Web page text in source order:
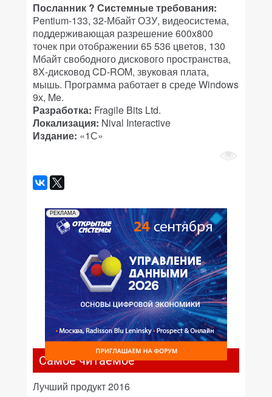
Посланник ? Системные требования:
Pentium-133, 32-Мбайт ОЗУ, видеосистема,
поддерживающая разрешение 600x800
точек при отображении 65 536 цветов, 130
Мбайт свободного дискового пространства,
8Х-дисковод CD-ROM, звуковая плата,
мышь. Программа работает в среде Windows
9х, Me.
Разработка: Fragile Bits Ltd.
Локализация: Nival Interactive
Издание: «1С»
РЕКЛАМА
Самое читаемое
Лучший продукт 2016